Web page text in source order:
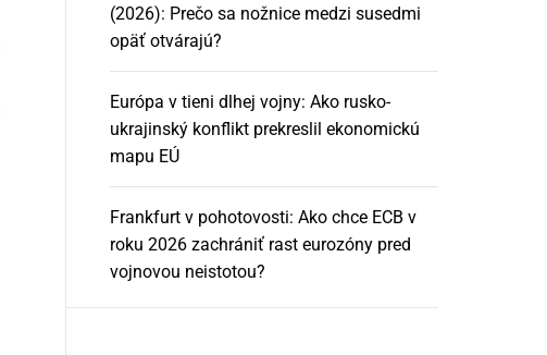
(2026): Prečo sa nožnice medzi susedmi
opäť otvárajú?
Európa v tieni dlhej vojny: Ako rusko-
ukrajinský konflikt prekreslil ekonomickú
mapu EÚ
Frankfurt v pohotovosti: Ako chce ECB v
roku 2026 zachrániť rast eurozóny pred
vojnovou neistotou?